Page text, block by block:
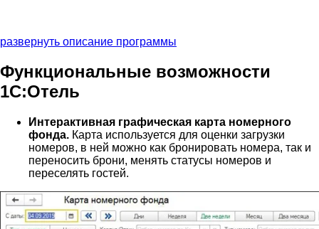
развернуть описание программы
Функциональные возможности
1С:Отель
Интерактивная графическая карта номерного
фонда. Карта используется для оценки загрузки
номеров, в ней можно как бронировать номера, так и
переносить брони, менять статусы номеров и
переселять гостей.